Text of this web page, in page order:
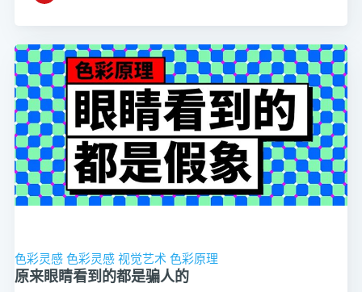
色彩灵感 色彩灵感 视觉艺术 色彩原理
原来眼睛看到的都是骗人的